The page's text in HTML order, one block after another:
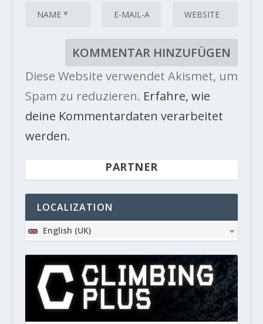
Diese Website verwendet Akismet, um
Spam zu reduzieren. Erfahre, wie
deine Kommentardaten verarbeitet
werden.
PARTNER
LOCALIZATION
English (UK)